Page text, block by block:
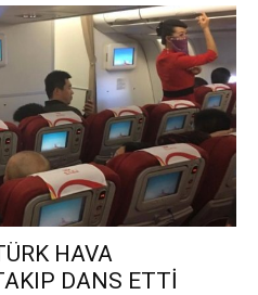
HAVA
DANS ETTİ